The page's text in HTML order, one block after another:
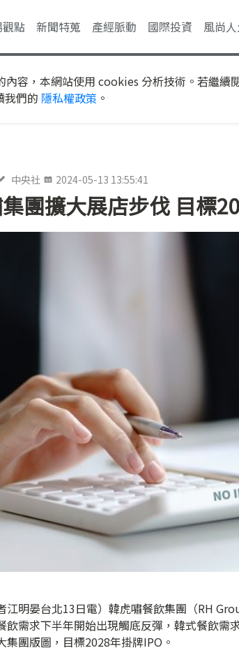
點 新聞特蒐 產經脈動 國際投資 風尚
內容，本網站使用 cookies 分析技術。若繼
我們的 隱私權政策 。
中央社 2024-05-13 13:55:41
團擴大展店步伐 目標
江明晏台北13日電）韓虎嘯餐飲集團（RH
飲需求下半年開始出現觸底反彈，韓式餐飲需
集團版圖，目標2028年掛牌IPO。